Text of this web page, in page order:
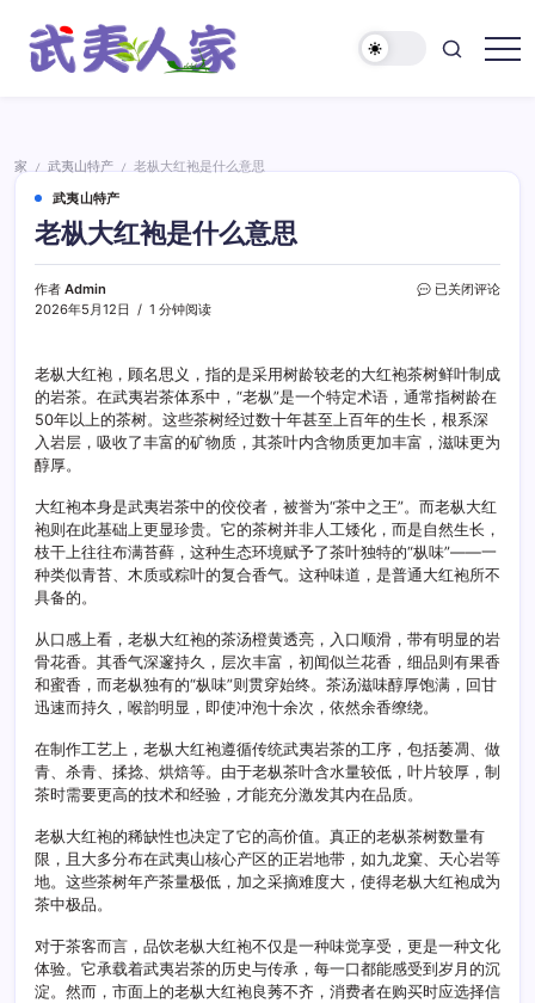
家
家 / 武夷山特产 /
老枞大红袍是什么意思
武夷山特产
老枞大红袍是什么意思
作者 Admin
2026年5月12日
1 分钟阅读
老
袍
是
什
么
意
已关闭评论
老枞大红袍，顾名思义，指的是采用树龄较老的大红袍茶树鲜叶制成
的岩茶。在武夷岩茶体系中，“老枞”是一个特定术语，通常指树龄在
50年以上的茶树。这些茶树经过数十年甚至上百年的生长，根系深
入岩层，吸收了丰富的矿物质，其茶叶内含物质更加丰富，滋味更为
醇厚。
大红袍本身是武夷岩茶中的佼佼者，被誉为“茶中之王”。而老枞大红
袍则在此基础上更显珍贵。它的茶树并非人工矮化，而是自然生长，
枝干上往往布满苔藓，这种生态环境赋予了茶叶独特的“枞味”——一
种类似青苔、木质或粽叶的复合香气。这种味道，是普通大红袍所不
具备的。
从口感上看，老枞大红袍的茶汤橙黄透亮，入口顺滑，带有明显的岩
骨花香。其香气深邃持久，层次丰富，初闻似兰花香，细品则有果香
和蜜香，而老枞独有的“枞味”则贯穿始终。茶汤滋味醇厚饱满，回甘
迅速而持久，喉韵明显，即使冲泡十余次，依然余香缭绕。
在制作工艺上，老枞大红袍遵循传统武夷岩茶的工序，包括萎凋、做
青、杀青、揉捻、烘焙等。由于老枞茶叶含水量较低，叶片较厚，制
茶时需要更高的技术和经验，才能充分激发其内在品质。
老枞大红袍的稀缺性也决定了它的高价值。真正的老枞茶树数量有
限，且大多分布在武夷山核心产区的正岩地带，如九龙窠、天心岩等
地。这些茶树年产茶量极低，加之采摘难度大，使得老枞大红袍成为
茶中极品。
对于茶客而言，品饮老枞大红袍不仅是一种味觉享受，更是一种文化
体验。它承载着武夷岩茶的历史与传承，每一口都能感受到岁月的沉
淀。然而，市面上的老枞大红袍良莠不齐，消费者在购买时应选择信